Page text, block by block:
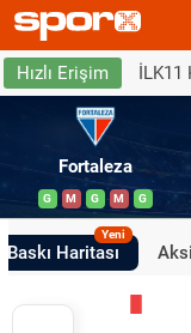
Hızlı Erişim İLK11
Fortaleza
G M G M G
Baskı Haritası
Yeni